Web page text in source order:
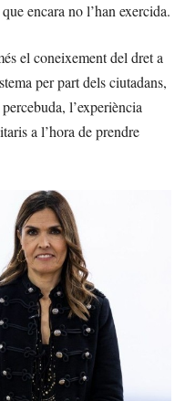
encara no l’han exercida.
el coneixement del dret a
per part dels ciutadans,
l’experiència
a l’hora de prendre